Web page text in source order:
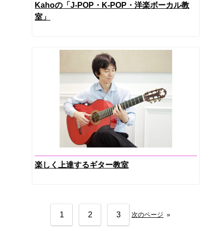
Kahoの「J-POP・K-POP・洋楽ボーカル教
室」
楽しく上達するギター教室
1 2 3 次のページ »